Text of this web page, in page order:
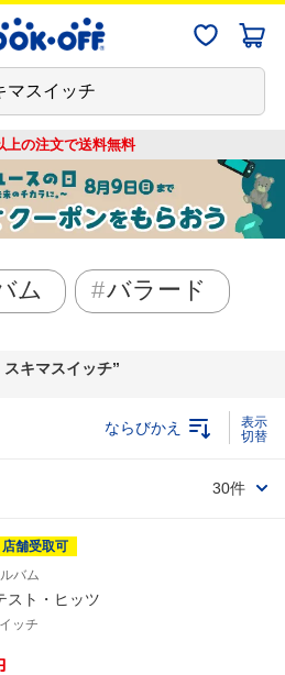
上の注文で送料無料
ム バラード
キマスイッチ
ならびかえ
30件
店舗受取可
バム
スト・ヒッツ
ッチ